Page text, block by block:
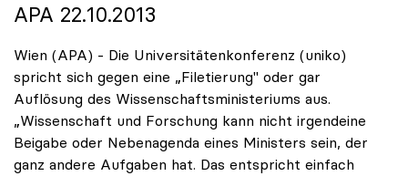
APA 22.10.2013
Wien (APA) - Die Universitätenkonferenz (uniko)
spricht sich gegen eine „Filetierung" oder gar
Auflösung des Wissenschaftsministeriums aus.
„Wissenschaft und Forschung kann nicht irgendeine
Beigabe oder Nebenagenda eines Ministers sein, der
ganz andere Aufgaben hat. Das entspricht einfach